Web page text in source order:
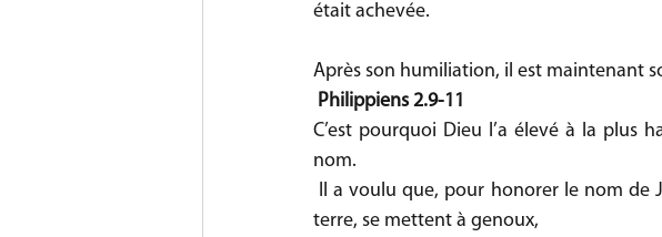
était achevée.
Après son humiliation, il est maintenant
Philippiens 2.9-11
C’est pourquoi Dieu l’a élevé à la
nom.
terre, se mettent à genoux,